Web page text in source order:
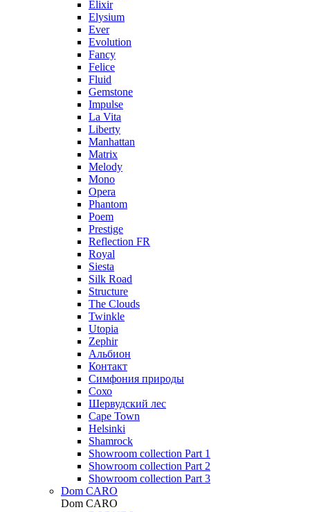
Elixir
Elysium
Ever
Evolution
Fancy
Felice
Fluid
Gemstone
Impulse
La Vita
Liberty
Manhattan
Matrix
Melody
Mono
Opera
Phantom
Poem
Prestige
Reflection FR
Royal
Siesta
Silk Road
Structure
The Clouds
Twinkle
Utopia
Zephir
Альбион
Контакт
Симфония природы
Сохо
Шервудский лес
Cape Town
Helsinki
Shamrock
Showroom collection Part 1
Showroom collection Part 2
Showroom collection Part 3
Dom CARO
Dom CARO